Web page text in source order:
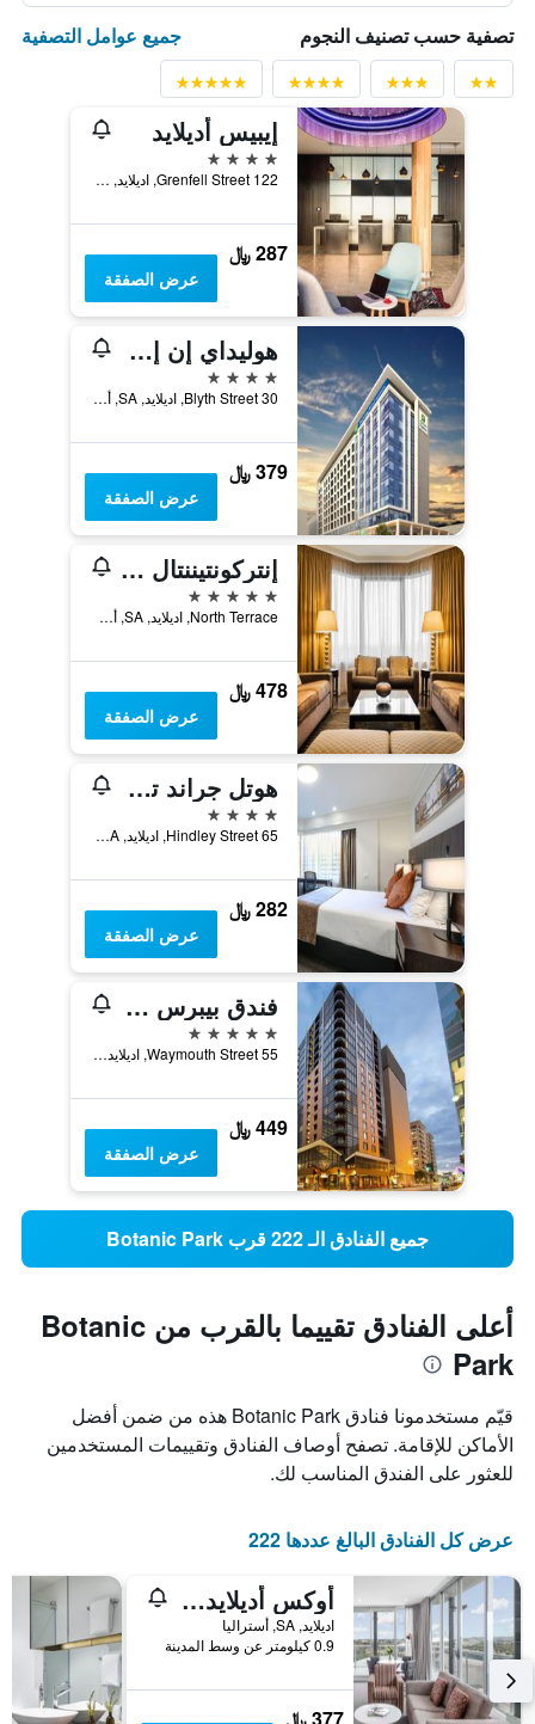
تصفية حسب تصنيف النجوم جميع عوامل التصفية
إيبيس أديلايد
4 نجوم
122 Grenfell Street, اديلايد, SA, أستراليا
287 ﷼
عرض الصفقة
هوليداي إن إكسبريس أديلايد سيتي سنتر
4 نجوم
30 Blyth Street, اديلايد, SA, أستراليا
379 ﷼
عرض الصفقة
إنتركونتيننتال أدليد
5 نجوم
North Terrace, اديلايد, SA, أستراليا
478 ﷼
عرض الصفقة
هوتل جراند تشانسلور أديليد
4 نجوم
65 Hindley Street, اديلايد, SA, أستراليا
282 ﷼
عرض الصفقة
فندق بيبرس ويهماوث
5 نجوم
55 Waymouth Street, اديلايد, SA, أستراليا
449 ﷼
عرض الصفقة
جميع الفنادق الـ 222 قرب Botanic Park
أعلى الفنادق تقييما بالقرب من Botanic
Park
قيّم مستخدمونا فنادق Botanic Park هذه من ضمن أفضل
الأماكن للإقامة. تصفح أوصاف الفنادق وتقييمات المستخدمين
للعثور على الفندق المناسب لك.
عرض كل الفنادق البالغ عددها 222
أوكس أديلايد إمباسي سويتس
اديلايد, SA, أستراليا
0.9 كيلومتر عن وسط المدينة